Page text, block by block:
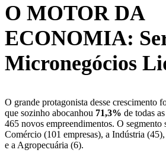
O MOTOR DA
ECONOMIA:
Micronegócios
O grande protagonista desse crescimento
que sozinho abocanhou 71,3% de todas
465 novos empreendimentos. O segmento
Comércio (101 empresas), a Indústria
e a Agropecuária (6).